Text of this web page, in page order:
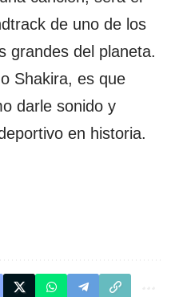
de uno de los
grandes del planeta.
Shakira, es que
darle sonido y
en historia.